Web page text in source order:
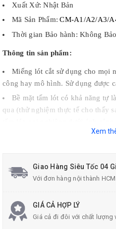
Xuất Xứ: Nhật Bản
Mã Sản Phẩm: CM-A1/A2/
Thời gian Bảo hành: Không
Thông tin sản phẩm:
Miếng lót cắt sử dụng cho mọi
công hay mô hình. Sử dụng được
Bề mặt tấm lót có khả năng tự
qua (thử nghiệm thực tế cho thấy
cắt). Khả năng này giúp tấm lót
Phân loại sản phẩm:
Kích thước:
Độ dày 2mm, có các kích thước sau:
CM -
A1: 92 x 61 cm (36" x
Xem
Giao Hàng Siêu Tốc 04
Với đơn hàng nội thành
GIÁ CẢ HỢP LÝ
Giá cả đi đôi với chất lượng